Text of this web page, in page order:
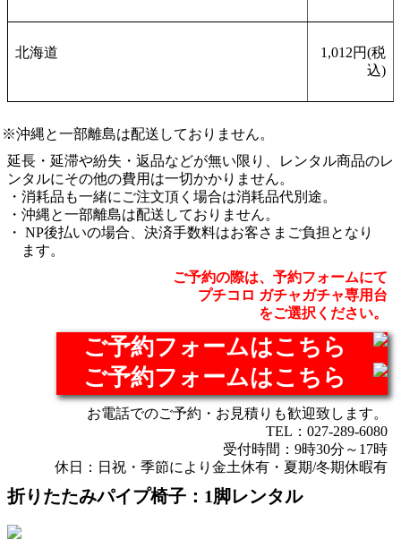
北海道
1,012円(税
込)
沖縄と一部離島は配送しておりません。
延長・延滞や紛失・返品などが無い限り、レンタル商品のレ
ンタルにその他の費用は一切かかりません。
消耗品も一緒にご注文頂く場合は消耗品代別途。
沖縄と一部離島は配送しておりません。
NP後払いの場合、決済手数料はお客さまご負担となり
ます。
ご予約の際は、予約フォームにて
プチコロ ガチャガチャ専用台
をご選択ください。
ご予約フォームはこちら
ご予約フォームはこちら
お電話でのご予約・お見積りも歓迎致します。
TEL：027-289-6080
受付時間：9時30分～17時
休日：日祝・季節により金土休有・夏期/冬期休暇有
折りたたみパイプ椅子：1脚レンタル